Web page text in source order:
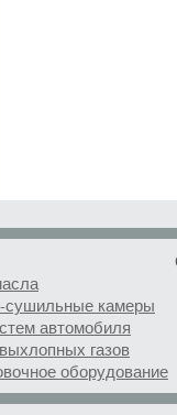
сушильные камеры
автомобиля
газов
оборудование